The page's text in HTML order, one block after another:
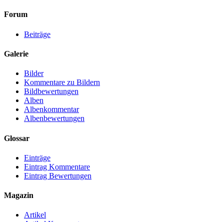
Forum
Beiträge
Galerie
Bilder
Kommentare zu Bildern
Bildbewertungen
Alben
Albenkommentar
Albenbewertungen
Glossar
Einträge
Eintrag Kommentare
Eintrag Bewertungen
Magazin
Artikel